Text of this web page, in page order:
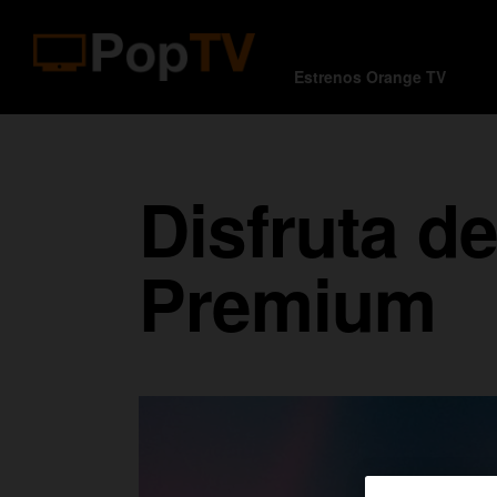
Estrenos Orange TV
Disfruta
Premium